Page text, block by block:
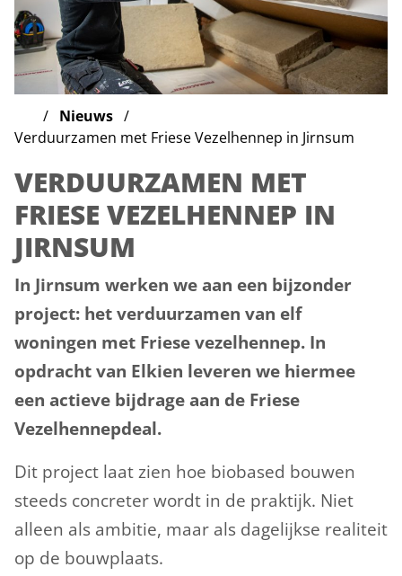
Nieuws
Verduurzamen met Friese Vezelhennep in Jirnsum
VERDUURZAMEN MET
FRIESE VEZELHENNEP IN
JIRNSUM
In Jirnsum werken we aan een bijzonder
project: het verduurzamen van elf
woningen met Friese vezelhennep. In
opdracht van Elkien leveren we hiermee
een actieve bijdrage aan de Friese
Vezelhennepdeal.
Dit project laat zien hoe biobased bouwen
steeds concreter wordt in de praktijk. Niet
alleen als ambitie, maar als dagelijkse realiteit
op de bouwplaats.